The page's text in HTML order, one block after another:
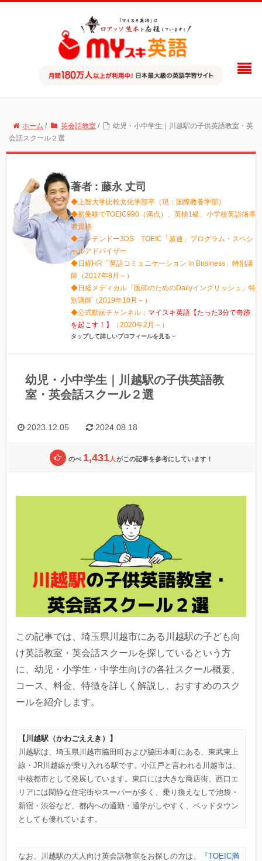
ホーム / 英会話教室 /
幼児・小中学生｜川越駅の子供英語教室・英
会話スクール２選
著者 : 藤永 丈司
◆上智大学比較文化学部卒（現：国際教養学部）
◆初受験でTOEIC990（満点）、英検1級、小学校英語指導
者資格
◆ニンテンドー3DS TOEIC「超速」プログラム・スペシ
ャルアドバイザー
◆日経HR「英語コミュニケーション in Business」特別講
師（2017年8月～）
◆日経メディカル「医師のためのDailyイングリッシュ」特
別講師（2019年10月～）
◆公式動画チャンネル： マイスキ英語【たった3分で奇跡
を起こす！】
（2020年2月～）
タップして詳しいプロフィールを見る
幼児・小中学生｜川越駅の子供英語教
室・英会話スクール２選
2023.12.05 2024.08.18
のべ 1,431人 がこの記事を参考にしています！
この記事では、埼玉県川越市にある川越駅の子ども向
け英語教室・英会話スクールを探しているという方
に、幼児・小学生・中学生向けの各社スクール概要、
コース、料金、特徴を詳しく解説し、おすすめのスク
ールを紹介します。
【川越駅（かわごええき）】
川越駅は、埼玉県川越市脇田町および脇田本町にある、東武東上
線・JR川越線が乗り入れる駅です。小江戸と言われる川越市は、
中核都市として発展しています。東口には大きな商店街、西口エ
リアには閑静な住宅街やスーパーが多く、乗り換えなしで池袋・
新宿・渋谷など、都内への通勤・通学がしやすく、ベッドタウン
としても優れています。
なお、川越駅の大人向け英会話教室をお探しの方は、
『TOEIC満